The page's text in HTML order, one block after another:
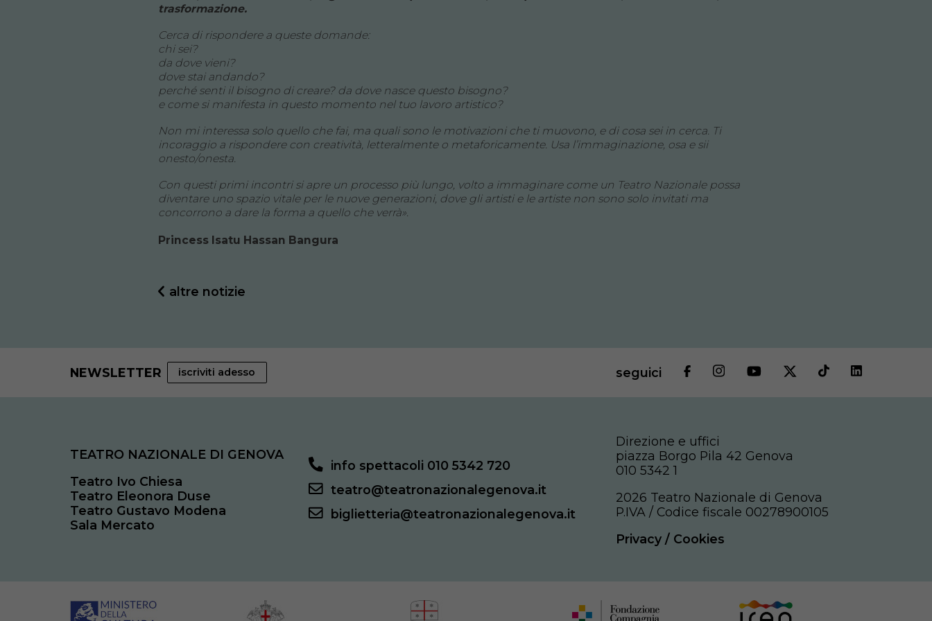
trasformazione.
Cerca di rispondere a queste domande:
chi sei?
da dove vieni?
dove stai andando?
perché senti il bisogno di creare? da dove nasce questo bisogno?
e come si manifesta in questo momento nel tuo lavoro artistico?
Non mi interessa solo quello che fai, ma quali sono le motivazioni che ti muovono, e di cosa sei in cerca. Ti
incoraggio a rispondere con creatività, letteralmente o metaforicamente. Usa l’immaginazione, osa e sii
onesto/onesta.
Con questi primi incontri si apre un processo più lungo, volto a immaginare come un Teatro Nazionale possa
diventare uno spazio vitale per le nuove generazioni, dove gli artisti e le artiste non sono solo invitati ma
concorrono a dare la forma a quello che verrà».
Princess Isatu Hassan Bangura
altre notizie
NEWSLETTER iscriviti adesso seguici
TEATRO NAZIONALE DI GENOVA
Teatro Ivo Chiesa
Teatro Eleonora Duse
Teatro Gustavo Modena
Sala Mercato
info spettacoli 010 5342 720
teatro@teatronazionalegenova.it
biglietteria@teatronazionalegenova.it
Direzione e uffici
piazza Borgo Pila 42 Genova
010 5342 1
2026 Teatro Nazionale di Genova
P.IVA / Codice fiscale 00278900105
Privacy / Cookies